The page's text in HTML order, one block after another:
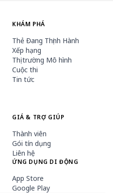
KHÁM PHÁ
Thẻ Đang Thịnh Hành
Xếp hạng
Thị trường Mô hình
Cuộc thi
Tin tức
GIÁ & TRỢ GIÚP
Thành viên
Gói tín dụng
Liên hệ
ỨNG DỤNG DI ĐỘNG
App Store
Google Play